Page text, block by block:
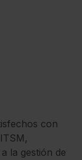
con
la gestión de